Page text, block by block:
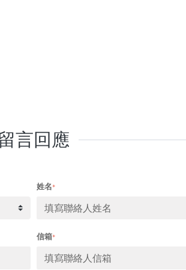
言回應
姓名*
信箱*